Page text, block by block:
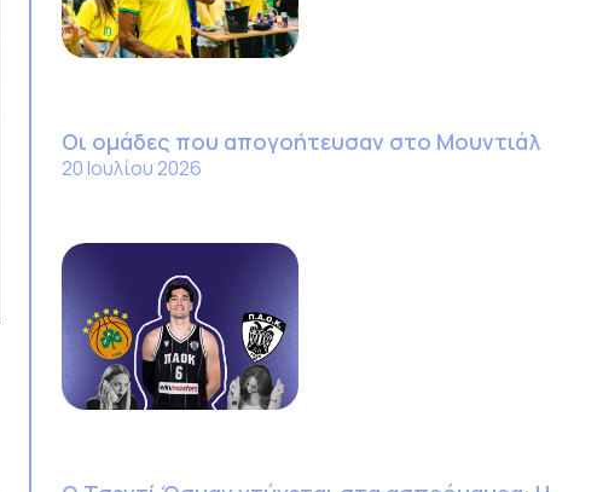
Οι ομάδες που απογοήτευσαν στο Μουντιάλ
20 Ιουλίου 2026